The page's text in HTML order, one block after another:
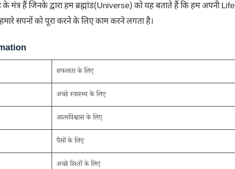
हैं जिनके द्वारा हम ब्रह्मांड(Universe) को यह बताते हैं कि हम अपनी Life
सपनों को पूरा करने के लिए काम करने लगता है।
सफलता के लिए
अच्छे स्वास्थ्य के लिए
आत्मविश्वास के लिए
पैसों के लिए
अच्छे रिश्तों के लिए